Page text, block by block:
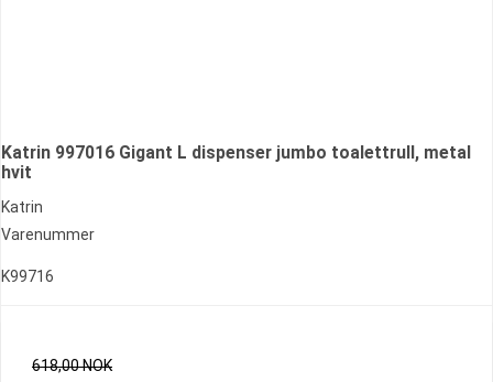
Katrin 997016 Gigant L dispenser jumbo toalettrull, metal
hvit
Katrin
Varenummer
K99716
618,00 NOK